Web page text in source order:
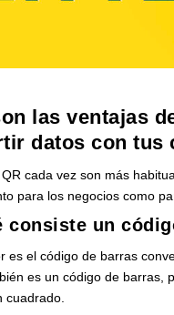
las ventajas
datos con tus
cada vez son más
para los negocios como
consiste un
es el código de barras
es un código de barras,
cuadrado.